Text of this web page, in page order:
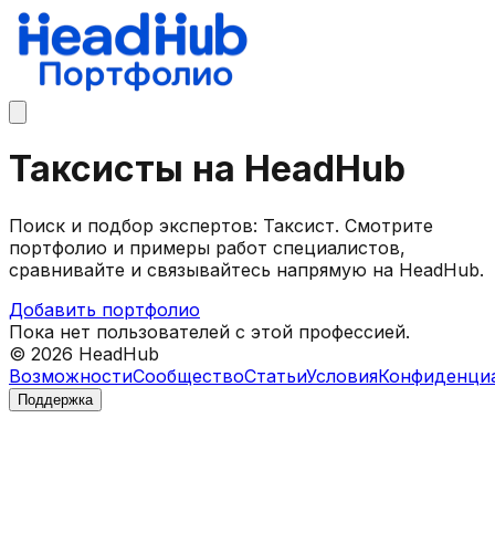
Таксисты на HeadHub
Поиск и подбор экспертов: Таксист. Смотрите
портфолио и примеры работ специалистов,
сравнивайте и связывайтесь напрямую на HeadHub.
Добавить портфолио
Пока нет пользователей с этой профессией.
© 2026 HeadHub
ВозможностиСообществоСтатьиУсловия
Поддержка